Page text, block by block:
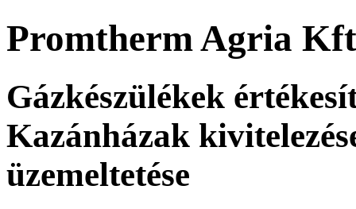
Promtherm Agria
Gázkészülékek
Kazánházak
üzemeltetése